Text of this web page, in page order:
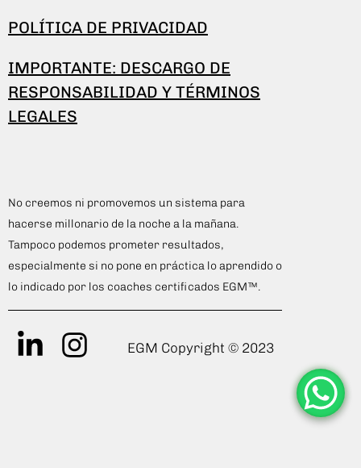
POLÍTICA DE PRIVACIDAD
IMPORTANTE: DESCARGO DE
RESPONSABILIDAD Y TÉRMINOS
LEGALES
No creemos ni promovemos un sistema para
hacerse millonario de la noche a la mañana.
Tampoco podemos prometer resultados,
especialmente si no pone en práctica lo aprendido o
lo indicado por los coaches certificados EGM™.
EGM Copyright © 2023